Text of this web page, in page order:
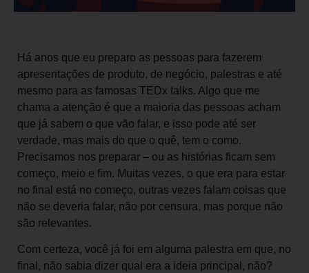
Há anos que eu preparo as pessoas para fazerem
apresentações de produto, de negócio, palestras e até
mesmo para as famosas TEDx talks. Algo que me
chama a atenção é que a maioria das pessoas acham
que já sabem o que vão falar, e isso pode até ser
verdade, mas mais do que o quê, tem o como.
Precisamos nos preparar – ou as histórias ficam sem
começo, meio e fim. Muitas vezes, o que era para estar
no final está no começo, outras vezes falam coisas que
não se deveria falar, não por censura, mas porque não
são relevantes.
Com certeza, você já foi em alguma palestra em que, no
final, não sabia dizer qual era a ideia principal, não?